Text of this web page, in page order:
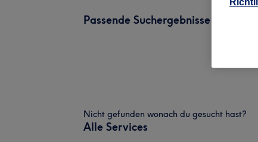
Passende Suchergebnisse
Nicht gefunden wonach du gesucht hast?
Alle Services